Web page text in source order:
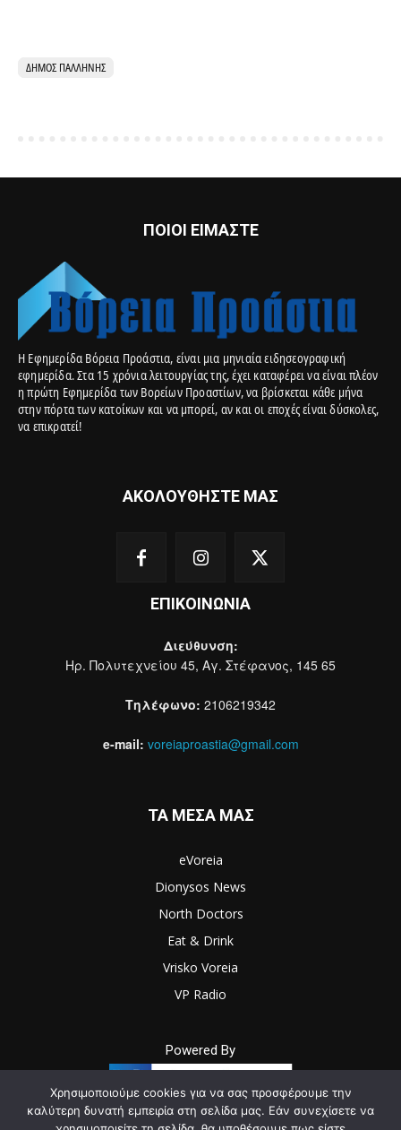
ΔΉΜΟΣ ΠΑΛΛΉΝΗΣ
ΠΟΙΟΙ ΕΙΜΑΣΤΕ
Η Εφημερίδα Βόρεια Προάστια, είναι μια μηνιαία ειδησεογραφική
εφημερίδα. Στα 15 χρόνια λειτουργίας της, έχει καταφέρει να είναι πλέον
η πρώτη Εφημερίδα των Βορείων Προαστίων, να βρίσκεται κάθε μήνα
στην πόρτα των κατοίκων και να μπορεί, αν και οι εποχές είναι δύσκολες,
να επικρατεί!
ΑΚΟΛΟΥΘΗΣΤΕ ΜΑΣ
ΕΠΙΚΟΙΝΩΝΙΑ
Διεύθυνση:
Ηρ. Πολυτεχνείου 45, Αγ. Στέφανος, 145 65
Τηλέφωνο: 2106219342
e-mail: voreiaproastia@gmail.com
ΤΑ ΜΕΣΑ ΜΑΣ
eVoreia
Dionysos News
North Doctors
Eat & Drink
Vrisko Voreia
VP Radio
Powered By
Χρησιμοποιούμε cookies για να σας προσφέρουμε την
καλύτερη δυνατή εμπειρία στη σελίδα μας. Εάν συνεχίσετε να